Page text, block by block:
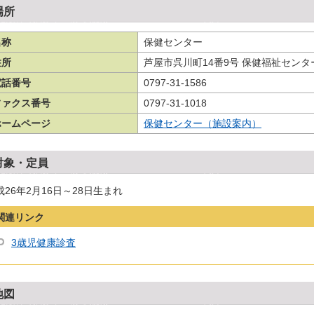
所
保健センター
芦屋市呉川町14番9号 保健福祉センタ
番号
0797-31-1586
クス番号
0797-31-1018
ムページ
保健センター（施設案内）
象・定員
26年2月16日～28日生まれ
連リンク
3歳児健康診査
図